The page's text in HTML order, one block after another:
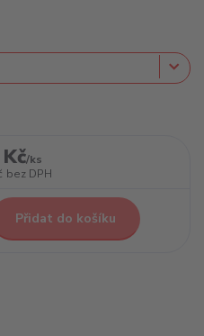
/ks
bez DPH
Přidat do košíku